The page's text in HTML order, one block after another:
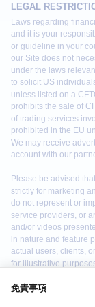
免責事項